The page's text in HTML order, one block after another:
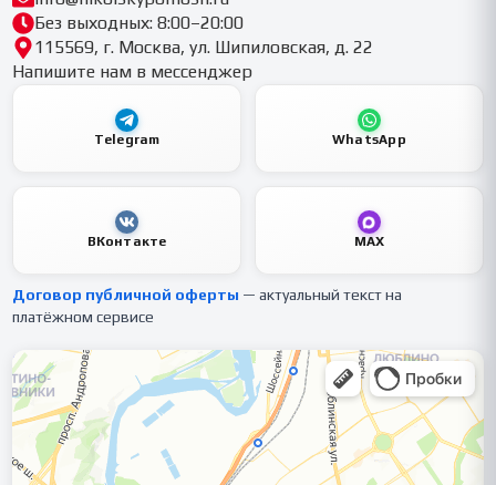
Без выходных: 8:00–20:00
115569, г. Москва, ул. Шипиловская, д. 22
Напишите нам в мессенджер
Telegram WhatsApp
ВКонтакте MAX
Договор публичной оферты — актуальный текст на
платёжном сервисе